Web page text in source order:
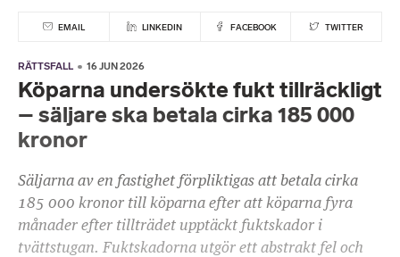
EMAIL LINKEDIN FACEBOOK TWITTER
RÄTTSFALL 16 JUN 2026
Köparna undersökte fukt tillräckligt
– säljare ska betala cirka 185 000
kronor
Säljarna av en fastighet förpliktigas att betala cirka
185 000 kronor till köparna efter att köparna fyra
månader efter tillträdet upptäckt fuktskador i
tvättstugan. Fuktskadorna utgör ett abstrakt fel och